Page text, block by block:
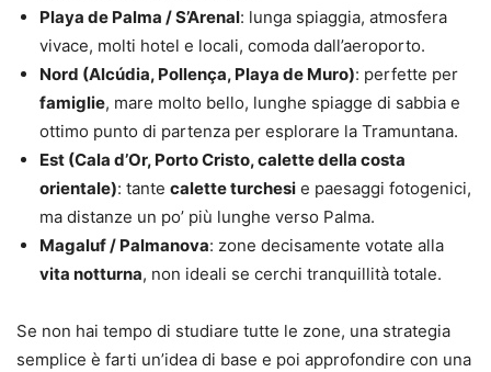
Playa de Palma / S’Arenal: lunga spiaggia, atmosfera
vivace, molti hotel e locali, comoda dall’aeroporto.
Nord (Alcúdia, Pollença, Playa de Muro): perfette per
famiglie, mare molto bello, lunghe spiagge di sabbia e
ottimo punto di partenza per esplorare la Tramuntana.
Est (Cala d’Or, Porto Cristo, calette della costa
orientale): tante calette turchesi e paesaggi fotogenici,
ma distanze un po’ più lunghe verso Palma.
Magaluf / Palmanova: zone decisamente votate alla
vita notturna, non ideali se cerchi tranquillità totale.
Se non hai tempo di studiare tutte le zone, una strategia
semplice è farti un’idea di base e poi approfondire con una